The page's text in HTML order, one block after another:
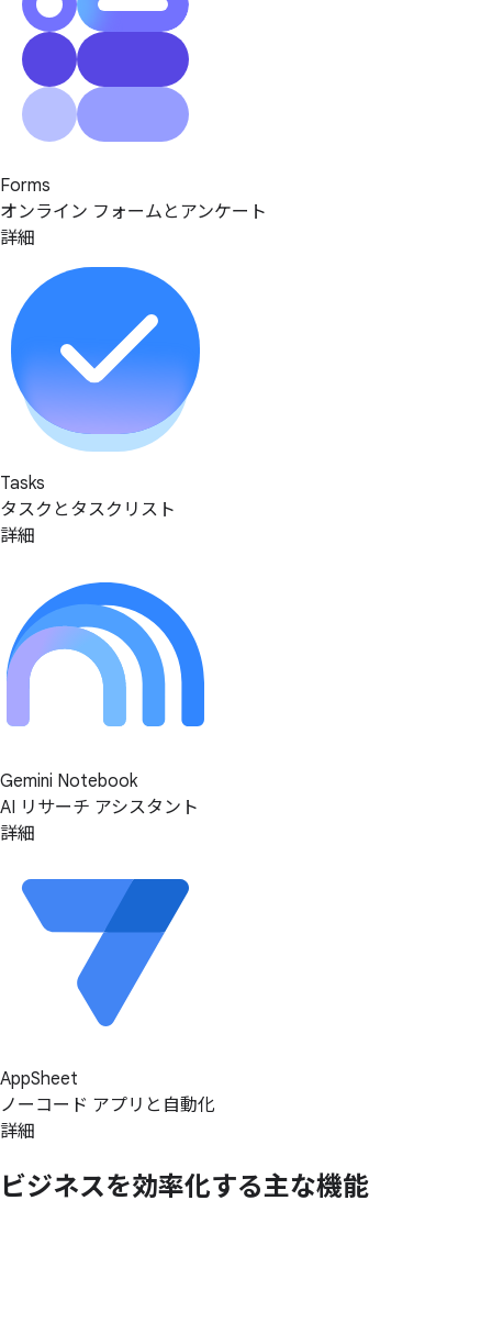
Forms
オンライン フォームとアンケート
詳細
Tasks
タスクとタスクリスト
詳細
Gemini Notebook
AI リサーチ アシスタント
詳細
AppSheet
ノーコード アプリと自動化
詳細
ビジネスを効率化する主な機能